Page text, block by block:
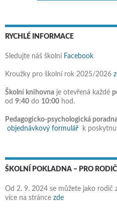
RYCHLÉ INFORMACE
Sledujte náš školní Facebook
Kroužky pro školní rok 2025/2026
Školní knihovna je otevřená každé
od 9:40 do 10:00 hod.
Pedagogicko-psychologická
objednávkový formulář k
ŠKOLNÍ POKLADNA – PRO
Od 2. 9. 2024 se můžete jako rodič
více na stránce zde